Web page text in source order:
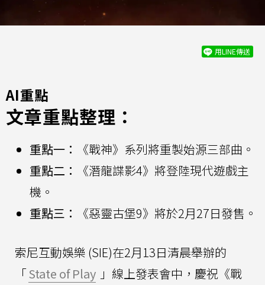
用LINE傳送
AI重點
文章重點整理：
重點一：
《戰神》系列將重製始源三部曲。
重點二：
《潛龍諜影4》將登陸現代遊戲主
機。
重點三：
《惡靈古堡9》將於2月27日發售。
索尼互動娛樂 (SIE)在2月13日清晨舉辦的
「State of Play 」線上發表會中，慶祝《戰